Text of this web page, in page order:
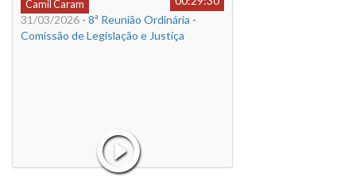
Camil Caram
31/03/2026 - 8ª Reunião Ordinária -
Comissão de Legislação e Justiça